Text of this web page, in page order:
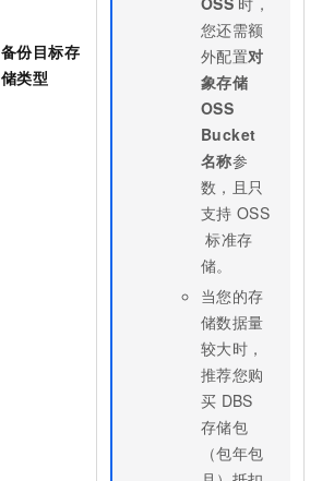
备份目标存
储类型
您还需额
外配置对
象存储
OSS
Bucket
名称参
数，且只
支持 OSS
标准存
储。
当您的存
储数据量
较大时，
推荐您购
买 DBS
存储包
（包年包